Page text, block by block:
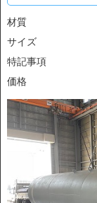
材質
サイズ
特記事項
価格